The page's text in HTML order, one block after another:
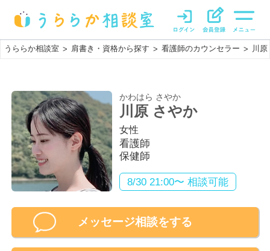
うららか相談室 > 肩書き・資格から探す > 看護師のカウンセラー > 川原
かわはら さやか
川原 さやか
女性
看護師
保健師
8/30 21:00〜 相談可能
メッセージ相談をする